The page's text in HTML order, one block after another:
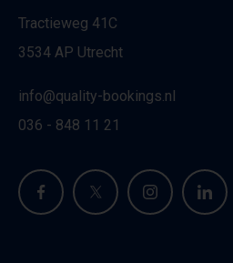
Tractieweg 41C
3534 AP Utrecht
info@quality-bookings.nl
036 - 848 11 21